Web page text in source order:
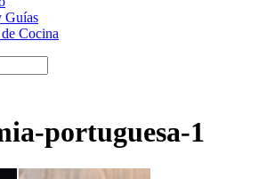
Guías
Cocina
portuguesa-1